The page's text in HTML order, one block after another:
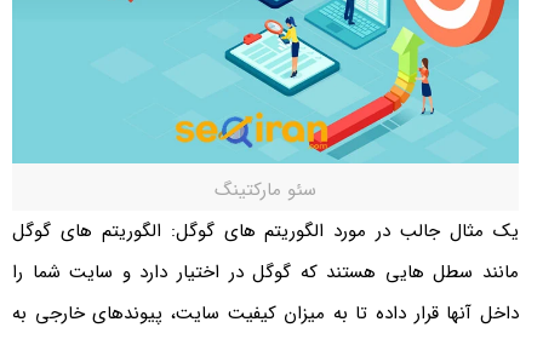
سئو مارکتینگ
یک مثال جالب در مورد الگوریتم های گوگل: الگوریتم های گوگل
مانند سطل هایی هستند که گوگل در اختیار دارد و سایت شما را
داخل آنها قرار داده تا به میزان کیفیت سایت، پیوندهای خارجی به